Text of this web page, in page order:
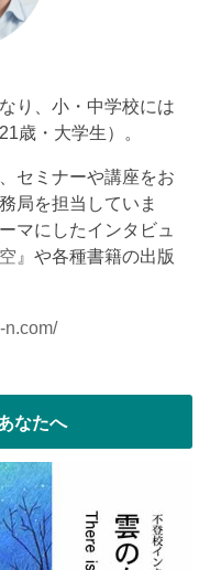
り、小・中学校には
歳・大学生）。
セミナーや講座をお
局を担当していま
マにしたインタビュ
』や各種書籍の出版
n.com/
なたへ